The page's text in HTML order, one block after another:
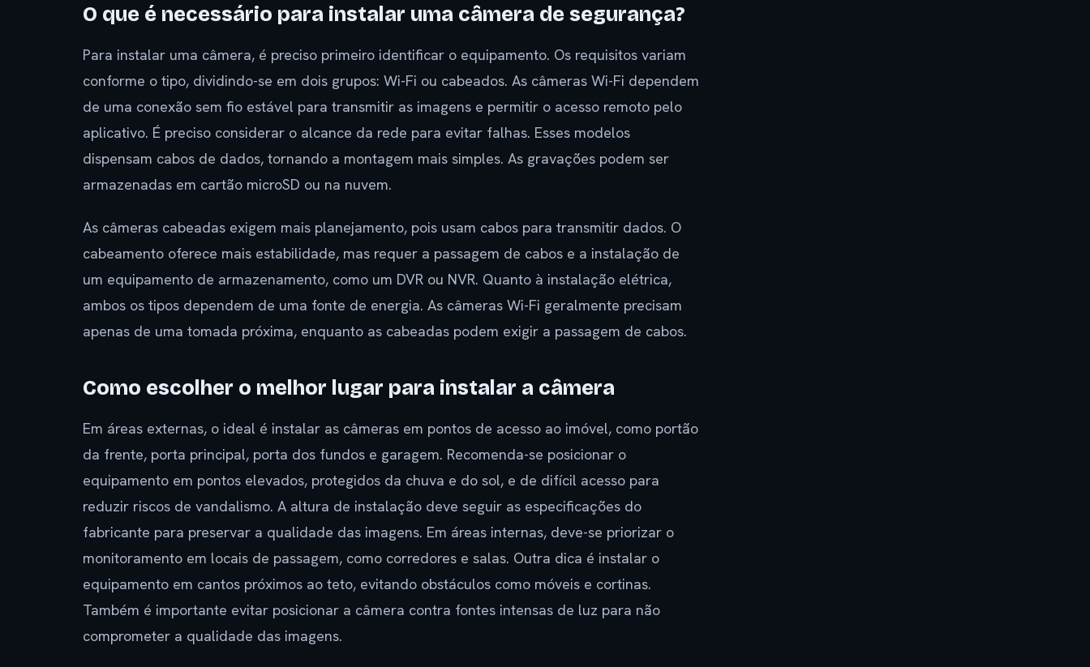
O que é necessário para instalar uma câmera de segurança?
Para instalar uma câmera, é preciso primeiro identificar o equipamento. Os requisitos variam
conforme o tipo, dividindo-se em dois grupos: Wi-Fi ou cabeados. As câmeras Wi-Fi dependem
de uma conexão sem fio estável para transmitir as imagens e permitir o acesso remoto pelo
aplicativo. É preciso considerar o alcance da rede para evitar falhas. Esses modelos
dispensam cabos de dados, tornando a montagem mais simples. As gravações podem ser
armazenadas em cartão microSD ou na nuvem.
As câmeras cabeadas exigem mais planejamento, pois usam cabos para transmitir dados. O
cabeamento oferece mais estabilidade, mas requer a passagem de cabos e a instalação de
um equipamento de armazenamento, como um DVR ou NVR. Quanto à instalação elétrica,
ambos os tipos dependem de uma fonte de energia. As câmeras Wi-Fi geralmente precisam
apenas de uma tomada próxima, enquanto as cabeadas podem exigir a passagem de cabos.
Como escolher o melhor lugar para instalar a câmera
Em áreas externas, o ideal é instalar as câmeras em pontos de acesso ao imóvel, como portão
da frente, porta principal, porta dos fundos e garagem. Recomenda-se posicionar o
equipamento em pontos elevados, protegidos da chuva e do sol, e de difícil acesso para
reduzir riscos de vandalismo. A altura de instalação deve seguir as especificações do
fabricante para preservar a qualidade das imagens. Em áreas internas, deve-se priorizar o
monitoramento em locais de passagem, como corredores e salas. Outra dica é instalar o
equipamento em cantos próximos ao teto, evitando obstáculos como móveis e cortinas.
Também é importante evitar posicionar a câmera contra fontes intensas de luz para não
comprometer a qualidade das imagens.